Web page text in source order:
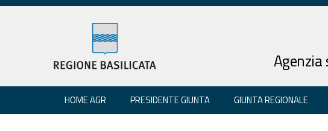
HOME AGR PRESIDENTE GIUNTA GIUNTA REGIONALE